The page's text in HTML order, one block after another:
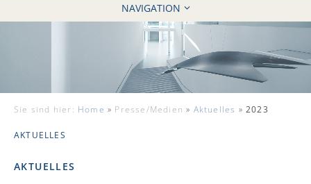
NAVIGATION
HOME
KANZLEI
10 GRÜNDE
FÄLLE
REFERENZEN
Sie sind hier: Home » Presse/Medien » Aktuelles »2023
AKTUELLES
AKTUELLES